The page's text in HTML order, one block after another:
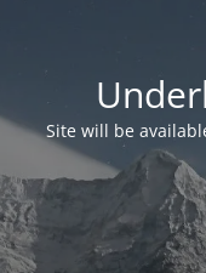
Site will be